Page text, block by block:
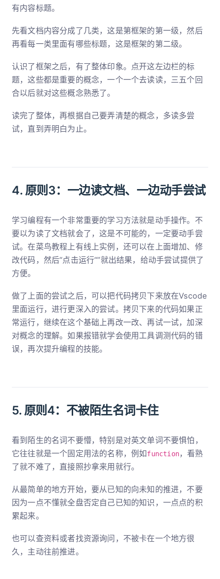
有内容标题。
先看文档内容分成了几类，这是第框架的第一级，然后
再看每一类里面有哪些标题，这是框架的第二级。
认识了框架之后，有了整体印象。点开这左边栏的标
题，这些都是重要的概念，一个一个去读读，三五个回
合以后就对这些概念熟悉了。
读完了整体，再根据自己要弄清楚的概念，多读多尝
试，直到弄明白为止。
4. 原则3：一边读文档、一边动手尝试
学习编程有一个非常重要的学习方法就是动手操作。不
要以为读了文档就会了，这是不可能的，一定要动手尝
试。在菜鸟教程上有线上实例，还可以在上面增加、修
改代码，然后“点击运行“”就出结果，给动手尝试提供了
方便。
做了上面的尝试之后，可以把代码拷贝下来放在Vscode
里面运行，进行更深入的尝试。拷贝下来的代码如果正
常运行，继续在这个基础上再改一改、再试一试，加深
对概念的理解。如果报错就学会使用工具调测代码的错
误，再次提升编程的技能。
5. 原则4：不被陌生名词卡住
看到陌生的名词不要懵，特别是对英文单词不要惧怕，
它往往就是一个固定用法的名称，例如function，看熟
了就不难了，直接照抄拿来用就行。
从最简单的地方开始，要从已知的向未知的推进，不要
因为一点不懂就全盘否定自己已知的知识，一点点的积
累起来。
也可以查资料或者找资源询问，不被卡在一个地方很
久，主动往前推进。